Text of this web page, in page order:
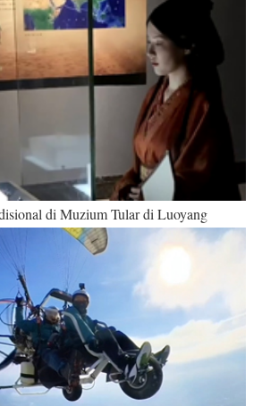
di Muzium Tular di Luoyang